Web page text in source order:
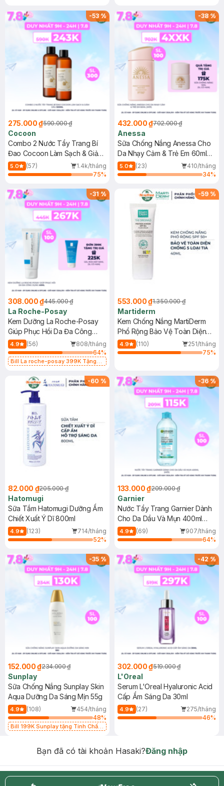
-53%
275.000 ₫590.000 ₫
Cocoon
Combo 2 Nước Tẩy Trang Bí
Đao Cocoon Làm Sạch & Giảm
Dầu 500ml
5.0 (57)
1.4k/tháng
75%
-38%
432.000 ₫702.000 ₫
Anessa
Sữa Chống Nắng Anessa Cho
Da Nhạy Cảm & Trẻ Em 60ml
(Mới)
5.0 (23)
410/tháng
34%
-31%
308.000 ₫445.000 ₫
La Roche-Posay
Kem Dưỡng La Roche-Posay
Giúp Phục Hồi Da Đa Công
Dụng 40ml
4.9 (56)
808/tháng
64%
Bill La roche-posay 399K Tặng
(SL có hạn)
-59 %
553.000 ₫1.350.000 ₫
Martiderm
Kem Chống Nắng MartiDerm
Phổ Rộng Bảo Vệ Toàn Diện
40ml
4.9 (110)
251/tháng
75%
-60 %
82.000 ₫205.000 ₫
Hatomugi
Sữa Tắm Hatomugi Dưỡng Ẩm
Chiết Xuất Ý Dĩ 800ml
4.9 (123)
714/tháng
52%
-36%
133.000 ₫209.000 ₫
Garnier
Nước Tẩy Trang Garnier Dành
Cho Da Dầu Và Mụn 400ml
(Mới)
4.9 (69)
907/tháng
64%
-35%
152.000 ₫234.000 ₫
Sunplay
Sữa Chống Nắng Sunplay Skin
Aqua Dưỡng Da Sáng Mịn 55g
4.9 (108)
454/tháng
48%
Bill 199K Sunplay tặng Tinh Chất
-42%
302.000 ₫519.000 ₫
L'Oreal
Serum L'Oreal Hyaluronic Acid
Cấp Ẩm Sáng Da 30ml
4.9 (27)
275/tháng
46%
Bạn đã có tài khoản Hasaki?Đăng nhập